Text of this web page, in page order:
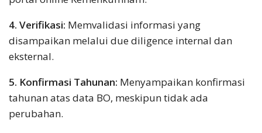
4. Verifikasi: Memvalidasi informasi yang
disampaikan melalui due diligence internal dan
eksternal.
5. Konfirmasi Tahunan: Menyampaikan konfirmasi
tahunan atas data BO, meskipun tidak ada
perubahan.